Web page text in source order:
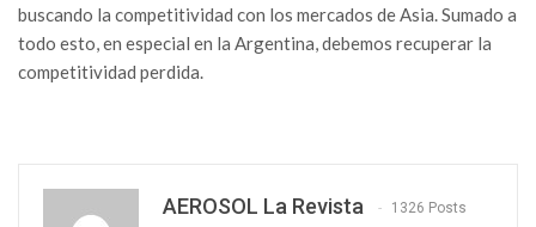
buscando la competitividad con los mercados de Asia. Sumado a
todo esto, en especial en la Argentina, debemos recuperar la
competitividad perdida.
AEROSOL La Revista 1326 Posts